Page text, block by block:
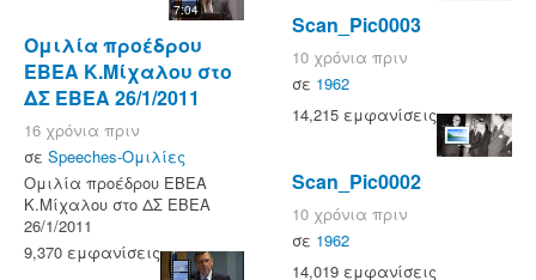
7:04
Ομιλία προέδρου
ΕΒΕΑ Κ.Μίχαλου στο
ΔΣ ΕΒΕΑ 26/1/2011
16 χρόνια πριν
σε Speeches-Ομιλίες
Ομιλία προέδρου ΕΒΕΑ
Κ.Μίχαλου στο ΔΣ ΕΒΕΑ
26/1/2011
9,370 εμφανίσεις
Scan_Pic0003
10 χρόνια πριν
σε 1962
14,215 εμφανίσεις
Scan_Pic0002
10 χρόνια πριν
σε 1962
14,019 εμφανίσεις